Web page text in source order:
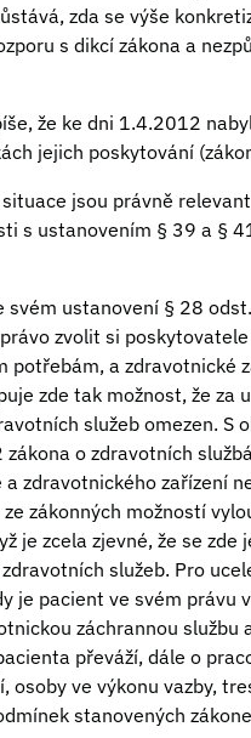
zda se výše
s dikcí zákona a
že ke dni 1.4.2012
jejich poskytování
jsou právně
s ustanovením § 39 a §
svém ustanovení § 28
zvolit si
potřebám, a zdravotnické
zde tak možnost, že
služeb omezen.
o zdravotních
zdravotnického zařízení
zákonných možností
je zcela zjevné, že se
služeb. Pro
je pacient ve svém právu
záchrannou
převáží, dále o
osoby ve výkonu vazby,
stanovených